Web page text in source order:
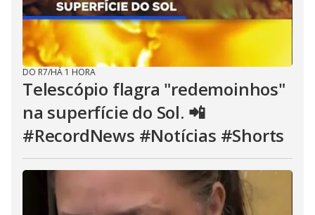
DO R7/HÁ 1 HORA
Telescópio flagra "redemoinhos"
na superfície do Sol. 📲
#RecordNews #Notícias #Shorts